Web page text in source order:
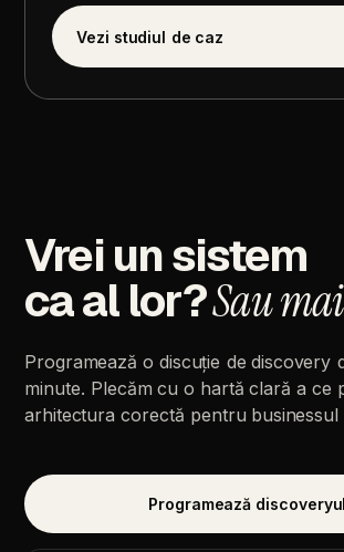
Vezi studiul de caz
Vreiunsistem
caal lor?Saumai
Programează o discuție de discovery
minute. Plecăm cu o hartă clară a ce
arhitectura corectă pentru businessul
Programează discoveryul